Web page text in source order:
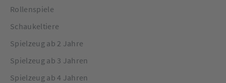
Rollenspiele
Schaukeltiere
Spielzeug ab 2 Jahre
Spielzeug ab 3 Jahren
Spielzeug ab 4 Jahren